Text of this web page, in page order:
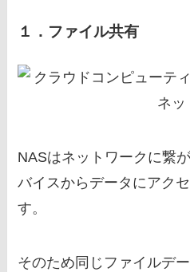
１．ファイル共有
NASはネットワークに繋
バイスからデータにアク
す。
そのため同じファイルデ